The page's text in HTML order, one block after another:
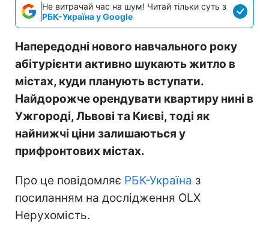
Не витрачай час на шум! Читай тільки суть з
РБК-Україна у Google
Напередодні нового навчального року
абітурієнти активно шукають житло в
містах, куди планують вступати.
Найдорожче орендувати квартиру нині в
Ужгороді, Львові та Києві, тоді як
найнижчі ціни залишаються у
прифронтових містах.
Про це повідомляє РБК-Україна з
посиланням на дослідження OLX
Нерухомість.